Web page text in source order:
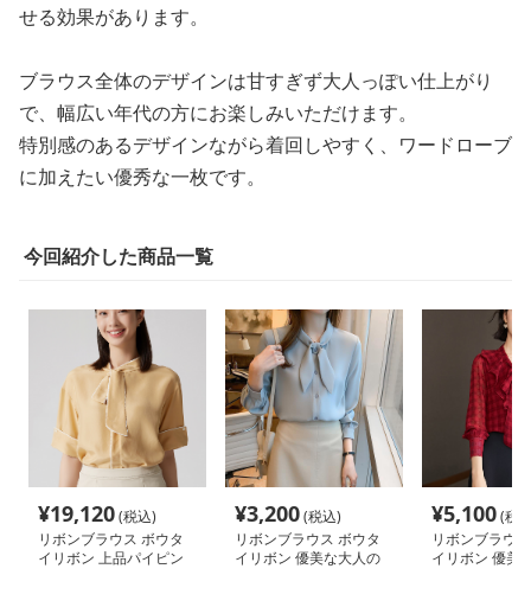
せる効果があります。
ブラウス全体のデザインは甘すぎず大人っぽい仕上がり
で、幅広い年代の方にお楽しみいただけます。
特別感のあるデザインながら着回しやすく、ワードローブ
に加えたい優秀な一枚です。
今回紹介した商品一覧
¥19,120(税込)
リボンブラウス ボウタ
イリボン 上品パイピン
¥3,200(税込)
リボンブラウス ボウタ
イリボン 優美な大人の
¥5,100(税
リボンブラウ
イリボン 優美